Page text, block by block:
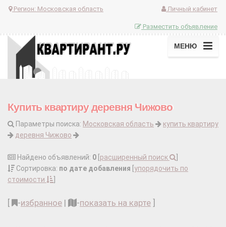
Регион: Московская область Личный кабинет
Разместить объявление
МЕНЮ
Купить квартиру деревня Чижово
Параметры поиска: Московская область
купить квартиру
деревня Чижово
Найдено объявлений: 0 расширенный поиск
Сортировка: по дате добавления упорядочить по
стоимости
-избранное | -показать на карте